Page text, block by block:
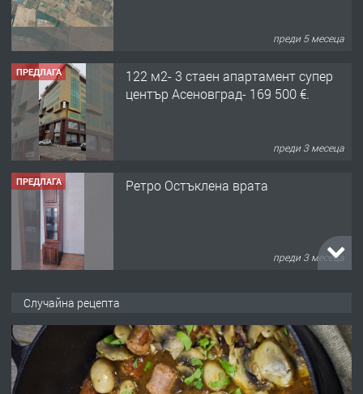
преди 5 месеца
ПРЕДЛАГА
122 м2- 3 стаен апартамент супер
център Асеновград- 169 500 €.
преди 3 месеца
ПРЕДЛАГА Ретро Остъклена врата
преди 3 месеца
преди 10 месеца
Случайна рецепта